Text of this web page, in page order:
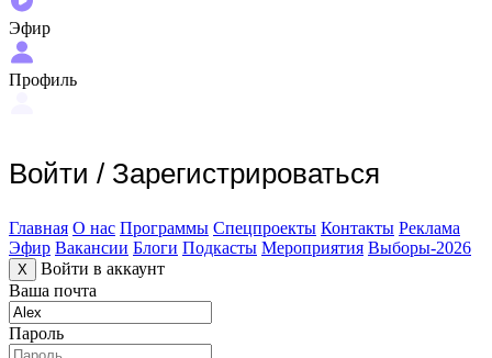
Эфир
Профиль
Войти / Зарегистрироваться
Главная О нас Программы Спецпроекты Контакты Реклама
Эфир Вакансии Блоги Подкасты Мероприятия Выборы-2026
X
Войти в аккаунт
Ваша почта
Пароль